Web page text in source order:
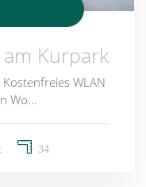
Kurpark
WLAN
Wo...
34